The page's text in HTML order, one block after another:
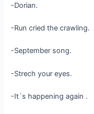
-Dorian.
-Run cried the crawling.
-September song.
-Strech your eyes.
-It´s happening again .